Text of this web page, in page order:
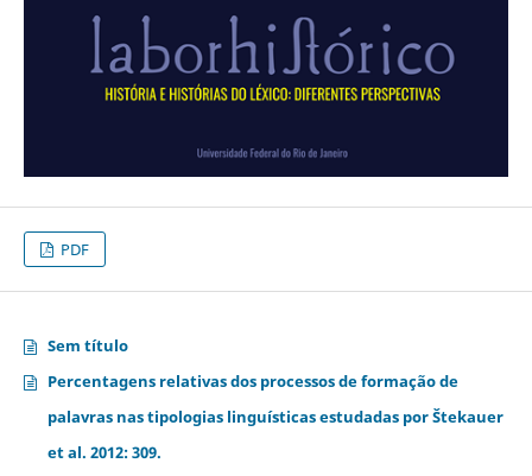
PDF
Sem título
Percentagens relativas dos processos de formação de
palavras nas tipologias linguísticas estudadas por Štekauer
et al. 2012: 309.